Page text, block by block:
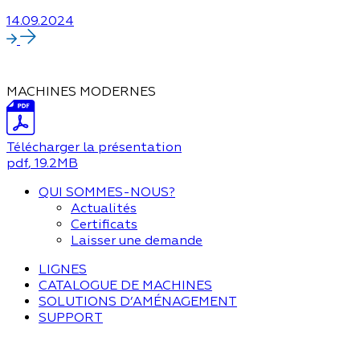
14.09.2024
MACHINES MODERNES
Télécharger la présentation
pdf, 19.2MB
QUI SOMMES-NOUS?
Actualités
Certificats
Laisser une demande
LIGNES
CATALOGUE DE MACHINES
SOLUTIONS D’AMÉNAGEMENT
SUPPORT